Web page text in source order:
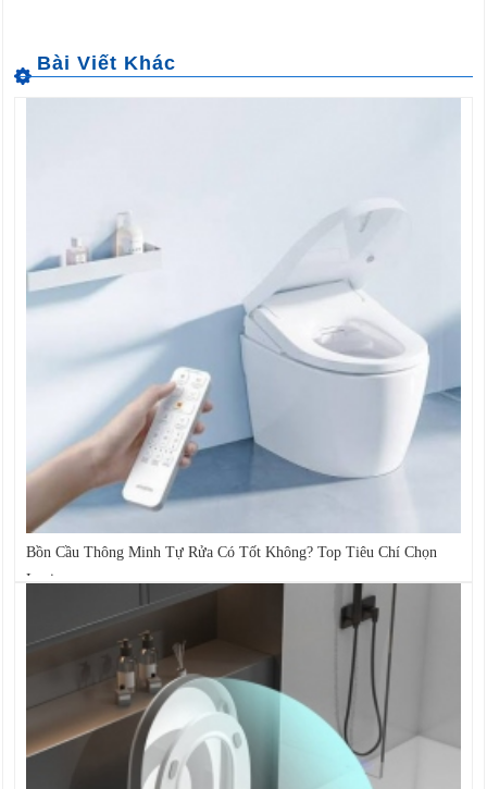
Bồn Cầu Thông Minh Tự Rửa Có Tốt Không? Top Tiêu Chí Chọn
Loại...